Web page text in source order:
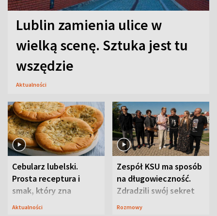
Lublin zamienia ulice w
wielką scenę. Sztuka jest tu
wszędzie
Aktualności
Cebularz lubelski.
Prosta receptura i
smak, który zna
Lubelszczyzna
Aktualności
Zespół KSU ma sposób
na długowieczność.
Zdradzili swój sekret
Rozmowy